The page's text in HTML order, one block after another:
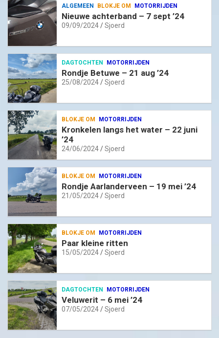
ALGEMEEN BLOKJE OM MOTORRIJDEN
Nieuwe achterband – 7 sept ’24
09/09/2024 Sjoerd
DAGTOCHTEN MOTORRIJDEN
Rondje Betuwe – 21 aug ’24
25/08/2024 Sjoerd
BLOKJE OM MOTORRIJDEN
Kronkelen langs het water – 22 juni
’24
24/06/2024 Sjoerd
BLOKJE OM MOTORRIJDEN
Rondje Aarlanderveen – 19 mei ’24
21/05/2024 Sjoerd
BLOKJE OM MOTORRIJDEN
Paar kleine ritten
15/05/2024 Sjoerd
DAGTOCHTEN MOTORRIJDEN
Veluwerit – 6 mei ’24
07/05/2024 Sjoerd